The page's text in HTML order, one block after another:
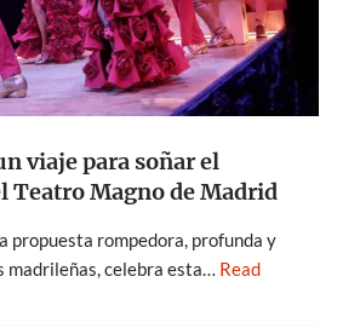
viaje para soñar el
Teatro Magno de Madrid
propuesta rompedora, profunda y
madrileñas, celebra esta… Read